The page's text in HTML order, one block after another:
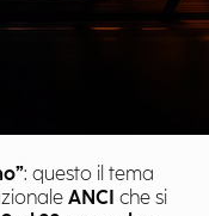
: questo il tema
ANCI che si